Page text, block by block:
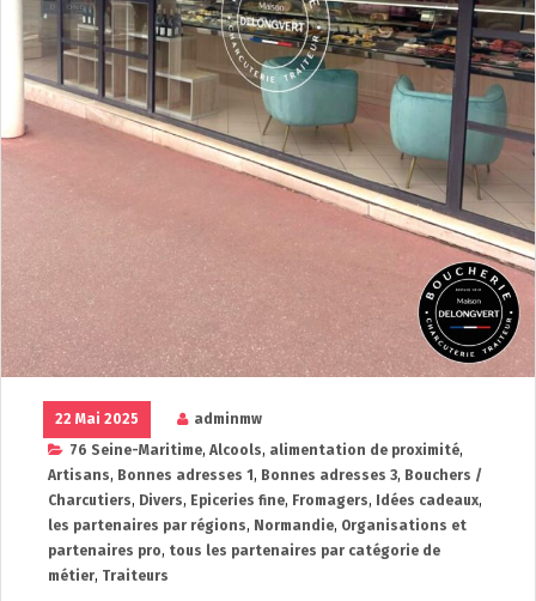
22 Mai 2025
adminmw
76 Seine-Maritime, Alcools, alimentation de proximité,
Artisans, Bonnes adresses 1 , Bonnes adresses 3, Bouchers /
Charcutiers, Divers, Epiceries fine, Fromagers, Idées cadeaux,
les partenaires par régions, Normandie, Organisations et
partenaires pro, tous les partenaires par catégorie de
métier, Traiteurs